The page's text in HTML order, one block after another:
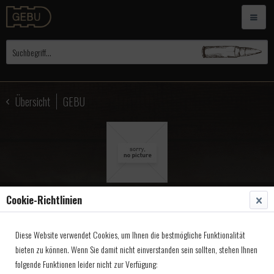
Übersicht GEBU
offen SW12mm
Artikel-Nr.:4920214
Cookie-Richtlinien
Diese Website verwendet Cookies, um Ihnen die bestmögliche Funktionalität
bieten zu können. Wenn Sie damit nicht einverstanden sein sollten, stehen Ihnen
folgende Funktionen leider nicht zur Verfügung: